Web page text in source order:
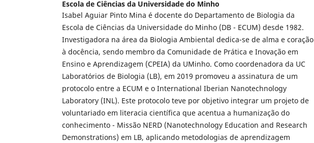
Escola de Ciências da Universidade do Minho
Isabel Aguiar Pinto Mina é docente do Departamento de Biologia da
Escola de Ciências da Universidade do Minho (DB - ECUM) desde 1982.
Investigadora na área da Biologia Ambiental dedica-se de alma e coração
à docência, sendo membro da Comunidade de Prática e Inovação em
Ensino e Aprendizagem (CPEIA) da UMinho. Como coordenadora da UC
Laboratórios de Biologia (LB), em 2019 promoveu a assinatura de um
protocolo entre a ECUM e o International Iberian Nanotechnology
Laboratory (INL). Este protocolo teve por objetivo integrar um projeto de
voluntariado em literacia científica que acentua a humanização do
conhecimento - Missão NERD (Nanotechnology Education and Research
Demonstrations) em LB, aplicando metodologias de aprendizagem